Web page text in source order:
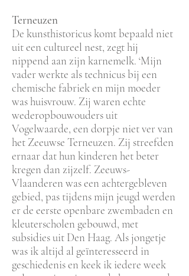
Terneuzen
De kunsthistoricus komt bepaald niet
uit een cultureel nest, zegt hij
nippend aan zijn karnemelk. ‘Mijn
vader werkte als technicus bij een
chemische fabriek en mijn moeder
was huisvrouw. Zij waren echte
wederopbouwouders uit
Vogelwaarde, een dorpje niet ver van
het Zeeuwse Terneuzen. Zij streefden
ernaar dat hun kinderen het beter
kregen dan zijzelf. Zeeuws-
Vlaanderen was een achtergebleven
gebied, pas tijdens mijn jeugd werden
er de eerste openbare zwembaden en
kleuterscholen gebouwd, met
subsidies uit Den Haag. Als jongetje
was ik altijd al geïnteresseerd in
geschiedenis en keek ik iedere week